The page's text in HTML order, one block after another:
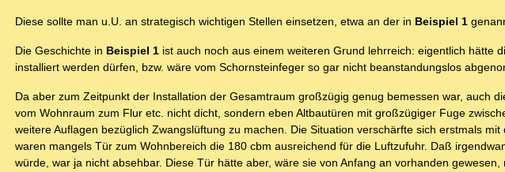
Diese sollte man u.U. an strategisch wichtigen Stellen einsetzen, etwa an der in Beispiel 1
Die Geschichte in Beispiel 1 ist auch noch aus einem weiteren Grund lehrreich: eigentlich hätte
installiert werden dürfen, bzw. wäre vom Schornsteinfeger so gar nicht beanstandungslos
Da aber zum Zeitpunkt der Installation der Gesamtraum großzügig genug bemessen war, auch
vom Wohnraum zum Flur etc. nicht dicht, sondern eben Altbautüren mit großzügiger Fuge
weitere Auflagen bezüglich Zwangslüftung zu machen. Die Situation verschärfte sich erstmals
waren mangels Tür zum Wohnbereich die 180 cbm ausreichend für die Luftzufuhr. Daß
würde, war ja nicht absehbar. Diese Tür hätte aber, wäre sie von Anfang an vorhanden gewesen,